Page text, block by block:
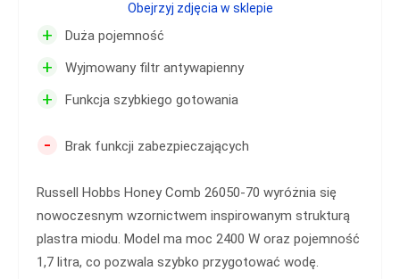
+ Duża pojemność
+ Wyjmowany filtr antywapienny
+ Funkcja szybkiego gotowania
- Brak funkcji zabezpieczających
Russell Hobbs Honey Comb 26050-70 wyróżnia się
nowoczesnym wzornictwem inspirowanym strukturą
plastra miodu. Model ma moc 2400 W oraz pojemność
1,7 litra, co pozwala szybko przygotować wodę.
Obejrzyj zdjęcia w sklepie